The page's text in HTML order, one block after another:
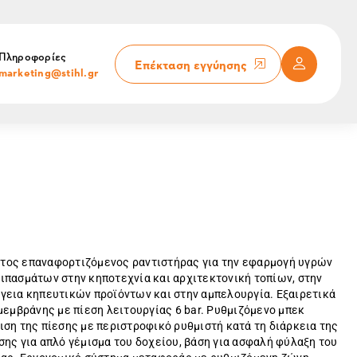
Επέκταση εγγύησης
επαναφορτιζόμενος ραντιστήρας για την εφαρμογή υγρών
στην κηποτεχνία και αρχιτεκτονική τοπίων, στην
κηπευτικών προϊόντων και στην αμπελουργία. Εξαιρετικά
με πίεση λειτουργίας 6 bar. Ρυθμιζόμενο μπεκ
της πίεσης με περιστροφικό ρυθμιστή κατά τη διάρκεια της
για απλό γέμισμα του δοχείου, βάση για ασφαλή φύλαξη του